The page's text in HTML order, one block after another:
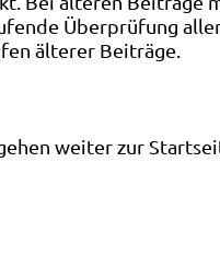
Überprüfung
älterer Beiträge.
weiter zur